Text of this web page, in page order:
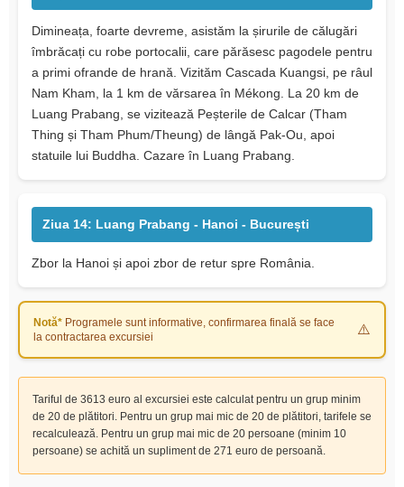
Dimineața, foarte devreme, asistăm la șirurile de călugări
îmbrăcați cu robe portocalii, care părăsesc pagodele pentru
a primi ofrande de hrană. Vizităm Cascada Kuangsi, pe râul
Nam Kham, la 1 km de vărsarea în Mékong. La 20 km de
Luang Prabang, se vizitează Peșterile de Calcar (Tham
Thing și Tham Phum/Theung) de lângă Pak-Ou, apoi
statuile lui Buddha. Cazare în Luang Prabang.
Ziua 14: Luang Prabang - Hanoi - București
Zbor la Hanoi și apoi zbor de retur spre România.
Notă* Programele sunt informative, confirmarea finală se face
la contractarea excursiei
Tariful de 3613 euro al excursiei este calculat pentru un grup minim
de 20 de plătitori. Pentru un grup mai mic de 20 de plătitori, tarifele se
recalculează. Pentru un grup mai mic de 20 persoane (minim 10
persoane) se achită un supliment de 271 euro de persoană.